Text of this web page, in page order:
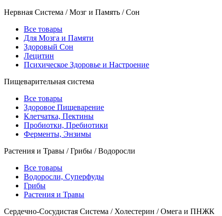
Нервная Система / Мозг и Память / Сон
Все товары
Для Мозга и Памяти
Здоровый Сон
Лецитин
Психическое Здоровье и Настроение
Пищеварительная система
Все товары
Здоровое Пищеварение
Клетчатка, Пектины
Пробиотки, Пребиотики
Ферменты, Энзимы
Растения и Травы / Грибы / Водоросли
Все товары
Водоросли, Суперфуды
Грибы
Растения и Травы
Сердечно-Сосудистая Система / Холестерин / Омега и ПНЖК